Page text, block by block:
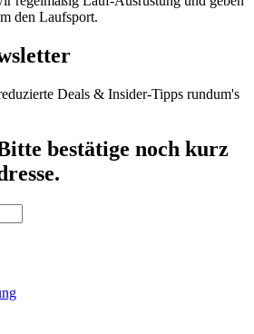
den Laufsport.
Deals & Insider-Tipps rundum's
bestätige noch kurz